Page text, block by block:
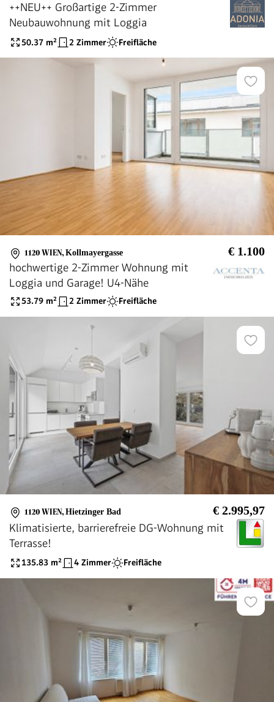
++NEU++ Großartige 2-Zimmer
Neubauwohnung mit Loggia
50.37 m² 2 Zimmer Freifläche
1120 WIEN, Kollmayergasse € 1.100
hochwertige 2-Zimmer Wohnung mit
Loggia und Garage! U4-Nähe
53.79 m² 2 Zimmer Freifläche
1120 WIEN, Hietzinger Bad € 2.995,97
Klimatisierte, barrierefreie DG-Wohnung mit
Terrasse!
135.83 m² 4 Zimmer Freifläche